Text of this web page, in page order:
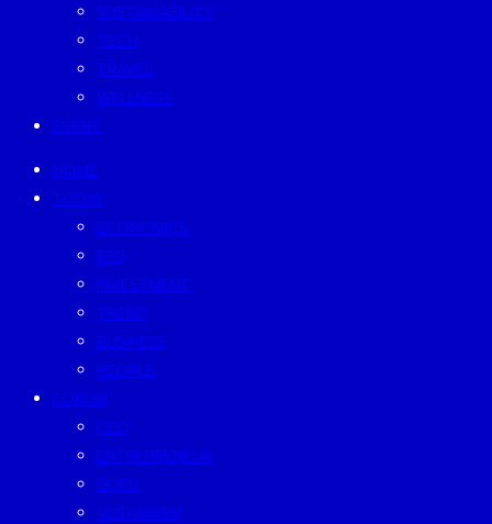
SUSTAINABILITY
TECH
TRAVEL
WELLNESS
EVENT
HOME
TODAY
ECONOMICS
ESG
INVESTMENT
TREND
BUSINESS
PEOPLE
FORUM
CEO
ENTREPRENEUR
GURU
SUSTAINISM